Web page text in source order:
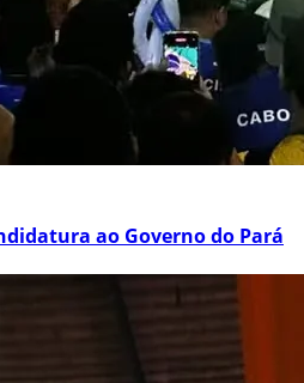
ao Governo do Pará